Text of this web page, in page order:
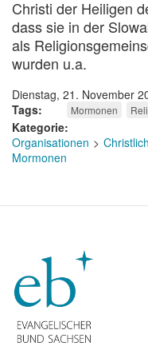
Christi der Heiligen
dass sie in der
als
wurden u.a.
Dienstag, 21. November
Tags
Mormonen
Kategorie
Organisationen
Mormonen